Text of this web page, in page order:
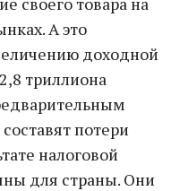
А это
доходной
триллиона
потери
налоговой
для страны. Они